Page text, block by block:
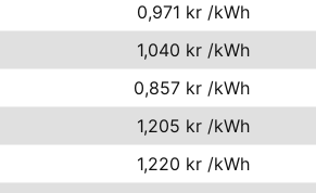
0,971 kr /kWh
1,040 kr /kWh
0,857 kr /kWh
1,205 kr /kWh
1,220 kr /kWh